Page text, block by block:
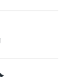
by Ame